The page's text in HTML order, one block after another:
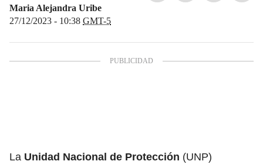
Maria Alejandra Uribe
27/12/2023 - 10:38 GMT-5
La Unidad Nacional de Protección (UNP)